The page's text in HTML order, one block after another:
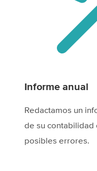
Informe anual
Redactamos un
de su contabilidad
posibles errores.